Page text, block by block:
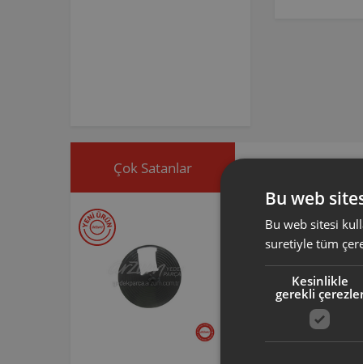
Çok Satanlar
Bu web
Bu web sitesi
suretiyle tüm
Kesinlikle
gerekli